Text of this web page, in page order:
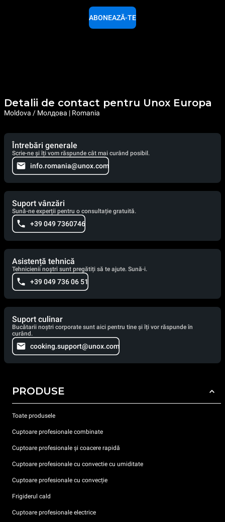
ABONEAZĂ-TE
Detalii de contact pentru Unox Europa
Moldova / Молдова | Romania
Întrebări generale
Scrie-ne și îți vom răspunde cât mai curând posibil.
info.romania@unox.com
Suport vânzări
Sună-ne experții pentru o consultație gratuită.
+39 049 7360746
Asistență tehnică
Tehnicienii noștri sunt pregătiți să te ajute. Sună-i.
+39 049 736 06 51
Suport culinar
Bucătarii noștri corporate sunt aici pentru tine și îți vor răspunde în
curând.
cooking.support@unox.com
PRODUSE
Toate produsele
Cuptoare profesionale combinate
Cuptoare profesionale și coacere rapidă
Cuptoare profesionale cu convectie cu umiditate
Cuptoare profesionale cu convecție
Frigiderul cald
Cuptoare profesionale electrice